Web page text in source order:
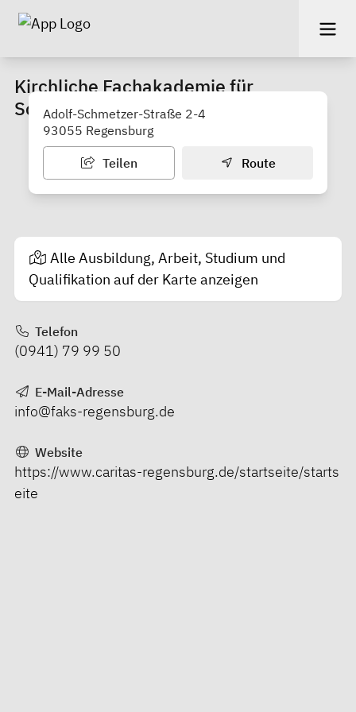
Kirchliche Fachakademie für
Sozialpädagogik
Adolf-Schmetzer-Straße 2-4
93055 Regensburg
Teilen Route
Alle Ausbildung, Arbeit, Studium und
Qualifikation auf der Karte anzeigen
Telefon
(0941) 79 99 50
E-Mail-Adresse
info@faks-regensburg.de
Website
https://www.caritas-regensburg.de/startseite/starts
eite